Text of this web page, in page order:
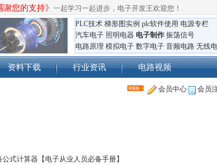
您的支持》 一起学习一起进步，电子开发王欢迎您！ .
PLC技术 梯形图实例 plc软件使用 电源专栏
汽车电子 照明电器 电子制作 振荡信号
电路原理 模拟电子 数字电子 音频电路 无线电
资料下载 行业资讯 电路视频
会员中心 会员
式计算器【电子从业人员必备手册】